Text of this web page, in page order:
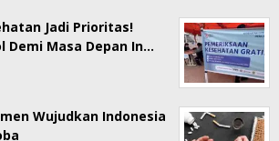
Jadi Prioritas!
Demi Masa Depan In…
Wujudkan Indonesia